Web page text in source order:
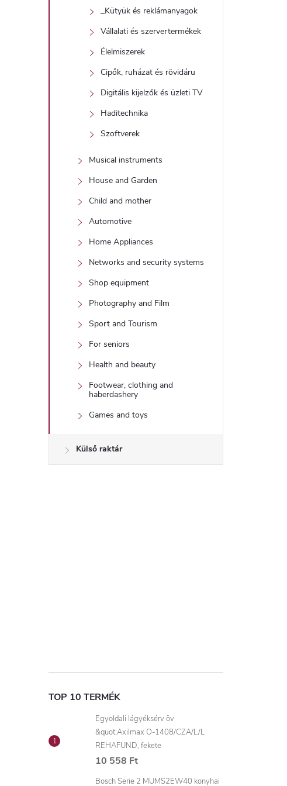
_Kütyük és reklámanyagok
Vállalati és szervertermékek
Élelmiszerek
Cipők, ruházat és rövidáru
Digitális kijelzők és üzleti TV
Haditechnika
Szoftverek
Musical instruments
House and Garden
Child and mother
Automotive
Home Appliances
Networks and security systems
Shop equipment
Photography and Film
Sport and Tourism
For seniors
Health and beauty
Footwear, clothing and
haberdashery
Games and toys
Külső raktár
TOP 10 TERMÉK
Egyoldali lágyéksérv öv
&quot;Axilmax O-1408/CZA/L/L
REHAFUND, fekete
10 558 Ft
Bosch Serie 2 MUMS2EW40 konyhai